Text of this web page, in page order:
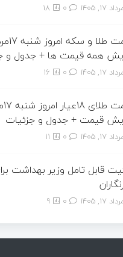
۱۷, ۱۴۰۵ 18
قیمت طلا
همه قیمت ها + جدول و
۱۷, ۱۴۰۵ 16
قیمت + جدول و جزئیات
۱۷, ۱۴۰۵ 11
قابل تامل وزیر بهداشت
۱۷, ۱۴۰۵ 9